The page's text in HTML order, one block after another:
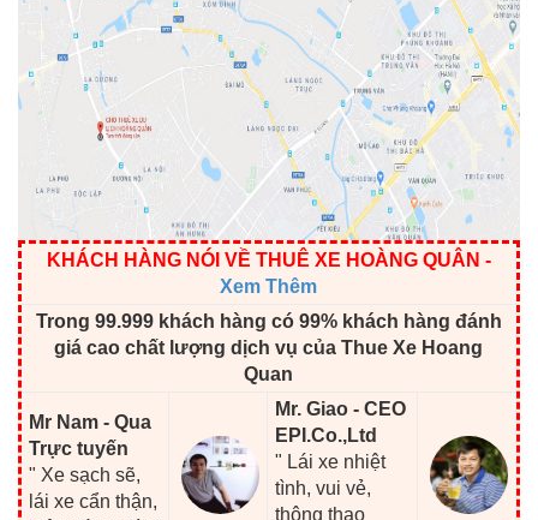
KHÁCH HÀNG NÓI VỀ THUÊ XE HOÀNG QUÂN -
Xem Thêm
Trong 99.999 khách hàng có 99% khách hàng đánh
giá cao chất lượng dịch vụ của Thue Xe Hoang
Quan
Mr Nam - Qua
Trực tuyến
" Xe sạch sẽ,
lái xe cẩn thận,
Mr. Giao - CEO
EPI.Co.,Ltd
" Lái xe nhiệt
tình, vui vẻ,
thông thạo